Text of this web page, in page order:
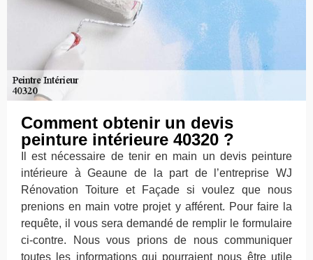
Comment obtenir un devis
peinture intérieure 40320 ?
Il est nécessaire de tenir en main un devis peinture
intérieure à Geaune de la part de l’entreprise WJ
Rénovation Toiture et Façade si voulez que nous
prenions en main votre projet y afférent. Pour faire la
requête, il vous sera demandé de remplir le formulaire
ci-contre. Nous vous prions de nous communiquer
toutes les informations qui pourraient nous être utile